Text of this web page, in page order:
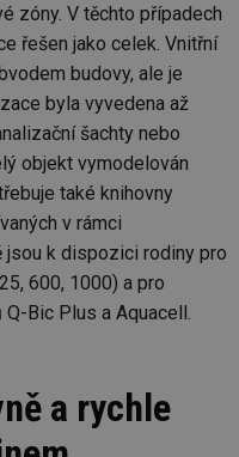
zóny. V těchto případech
řešen jako celek. Vnitřní
budovy, ale je
byla vyvedena až
šachty nebo
objekt vymodelován
také knihovny
v rámci
jsou k dispozici rodiny pro
600, 1000) a pro
Bic Plus a Aquacell.
a rychle